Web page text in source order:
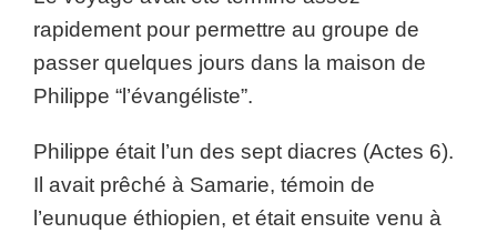
rapidement pour permettre au groupe de
passer quelques jours dans la maison de
Philippe “l’évangéliste”.
Philippe était l’un des sept diacres (Actes 6).
Il avait prêché à Samarie, témoin de
l’eunuque éthiopien, et était ensuite venu à